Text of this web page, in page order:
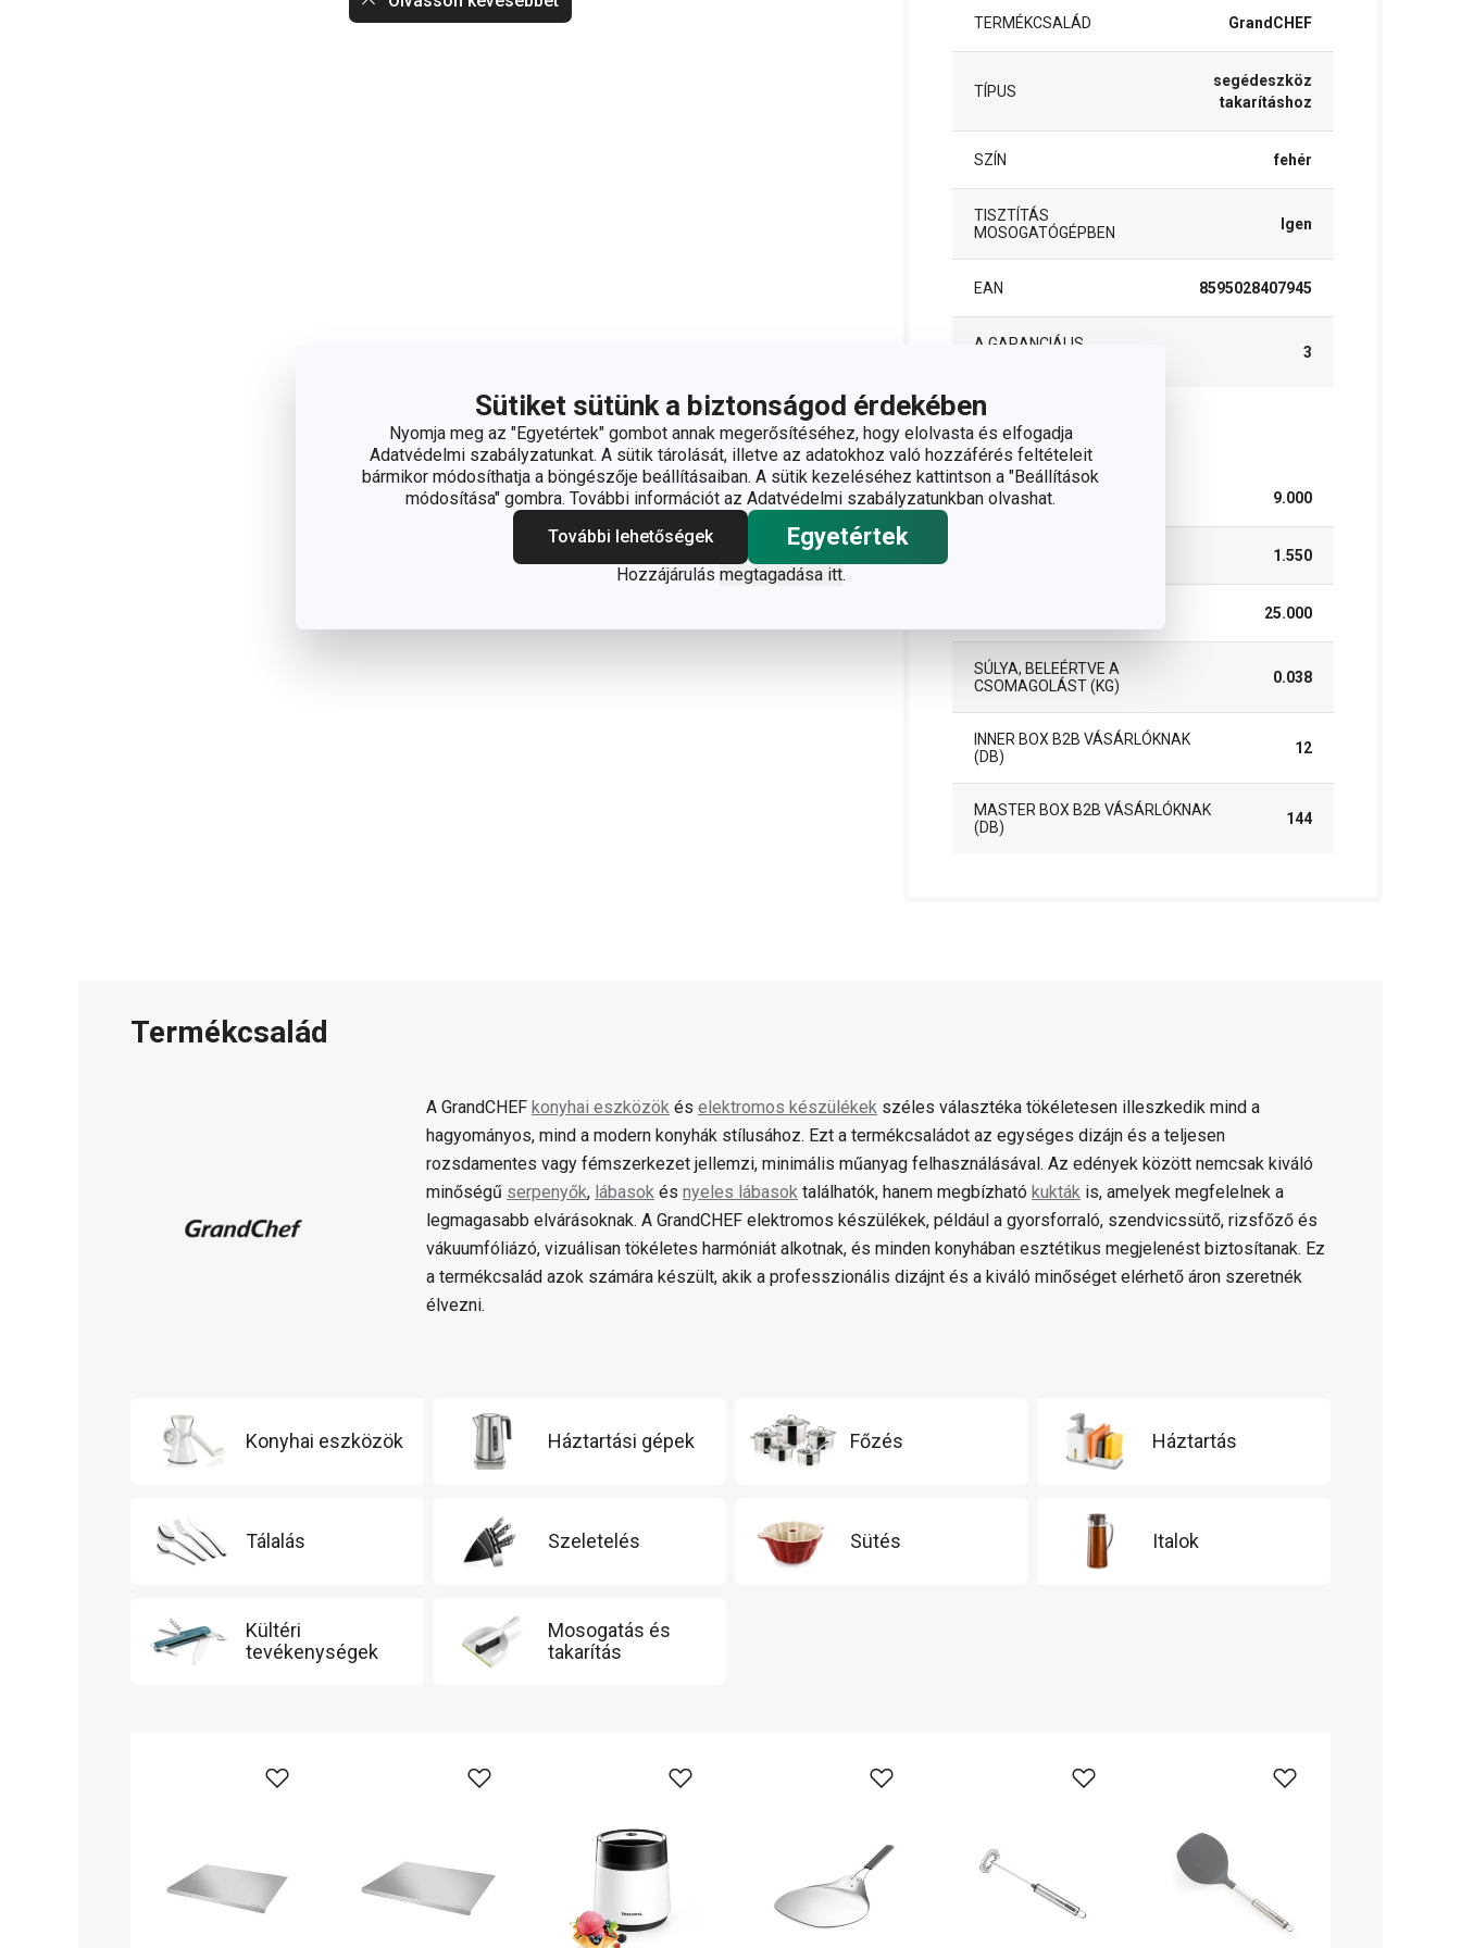
Sütiket sütünk a biztonságod érdekében
Nyomja meg az "Egyetértek" gombot annak megerősítéséhez, hogy elolvasta és elfogadja
Adatvédelmi szabályzatunkat. A sütik tárolását, illetve az adatokhoz való hozzáférés feltételeit
bármikor módosíthatja a böngészője beállításaiban. A sütik kezeléséhez kattintson a "Beállítások
módosítása" gombra. További információt az Adatvédelmi szabályzatunkban olvashat.
További lehetőségek
Egyetértek
Hozzájárulás megtagadása itt.
TERMÉKCSALÁD GrandCHEF
TÍPUS
segédeszköz
takarításhoz
SZÍN fehér
TISZTÍTÁS
MOSOGATÓGÉPBEN
Igen
EAN 8595028407945
A GARANCIÁLIS
3
Csomag
SZÉLESSÉG (CM) 9.000
1.550
25.000
SÚLYA, BELEÉRTVE A
CSOMAGOLÁST (KG)
0.038
INNER BOX B2B VÁSÁRLÓKNAK
(DB)
12
MASTER BOX B2B VÁSÁRLÓKNAK
(DB)
144
Termékcsalád
A GrandCHEF konyhai eszközök és elektromos készülékek széles választéka tökéletesen illeszkedik mind a
hagyományos, mind a modern konyhák stílusához. Ezt a termékcsaládot az egységes dizájn és a teljesen
rozsdamentes vagy fémszerkezet jellemzi, minimális műanyag felhasználásával. Az edények között nemcsak kiváló
minőségű serpenyők, lábasok és nyeles lábasok találhatók, hanem megbízható kukták is, amelyek megfelelnek a
legmagasabb elvárásoknak. A GrandCHEF elektromos készülékek, például a gyorsforraló, szendvicssütő, rizsfőző és
vákuumfóliázó, vizuálisan tökéletes harmóniát alkotnak, és minden konyhában esztétikus megjelenést biztosítanak. Ez
a termékcsalád azok számára készült, akik a professzionális dizájnt és a kiváló minőséget elérhető áron szeretnék
élvezni.
Konyhai eszközök Háztartási gépek Főzés Háztartás
Tálalás Szeletelés Sütés Italok
Kültéri
tevékenységek
Mosogatás és
takarítás